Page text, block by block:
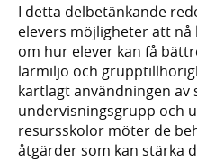
I detta delbetänkande
elevers möjligheter att
om hur elever kan få
lärmiljö och
kartlagt användningen av
undervisningsgrupp och
resursskolor möter de
åtgärder som kan stärka